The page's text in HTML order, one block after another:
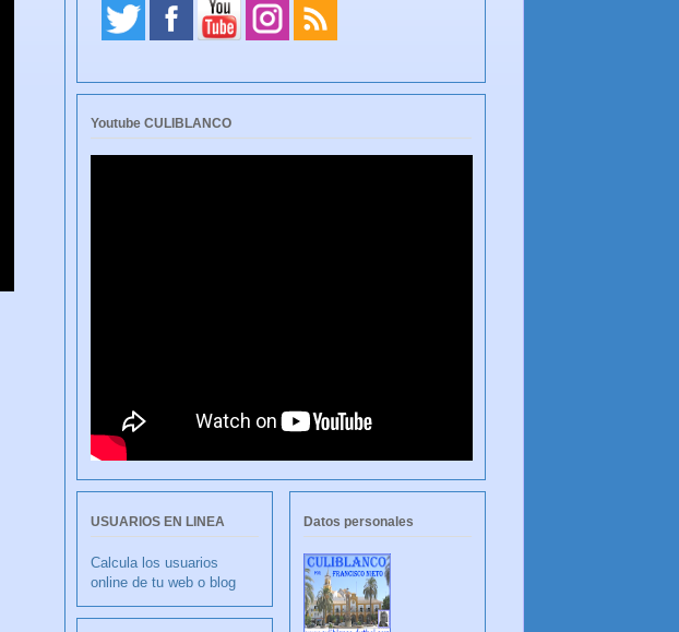
Youtube CULIBLANCO
USUARIOS EN LINEA
Calcula los usuarios
online de tu web o blog
Datos personales